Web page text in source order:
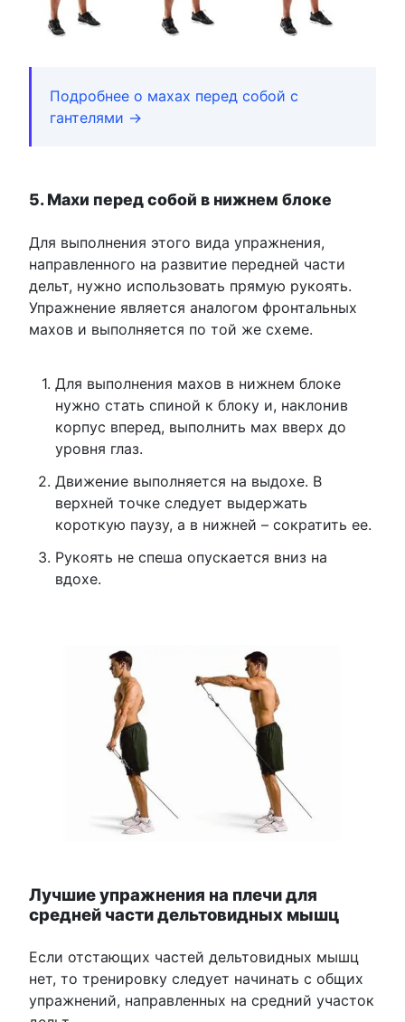
Подробнее о махах перед собой с
гантелями →
5. Махи перед собой в нижнем блоке
Для выполнения этого вида упражнения,
направленного на развитие передней части
дельт, нужно использовать прямую рукоять.
Упражнение является аналогом фронтальных
махов и выполняется по той же схеме.
Для выполнения махов в нижнем блоке
нужно стать спиной к блоку и, наклонив
корпус вперед, выполнить мах вверх до
уровня глаз.
Движение выполняется на выдохе. В
верхней точке следует выдержать
короткую паузу, а в нижней – сократить ее.
Рукоять не спеша опускается вниз на
вдохе.
Лучшие упражнения на плечи для
средней части дельтовидных мышц
Если отстающих частей дельтовидных мышц
нет, то тренировку следует начинать с общих
упражнений, направленных на средний участок